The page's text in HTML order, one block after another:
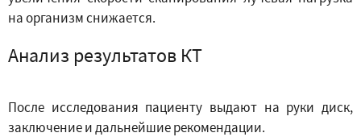
на организм снижается.
Анализ результатов КТ
После исследования пациенту выдают на руки диск,
заключение и дальнейшие рекомендации.